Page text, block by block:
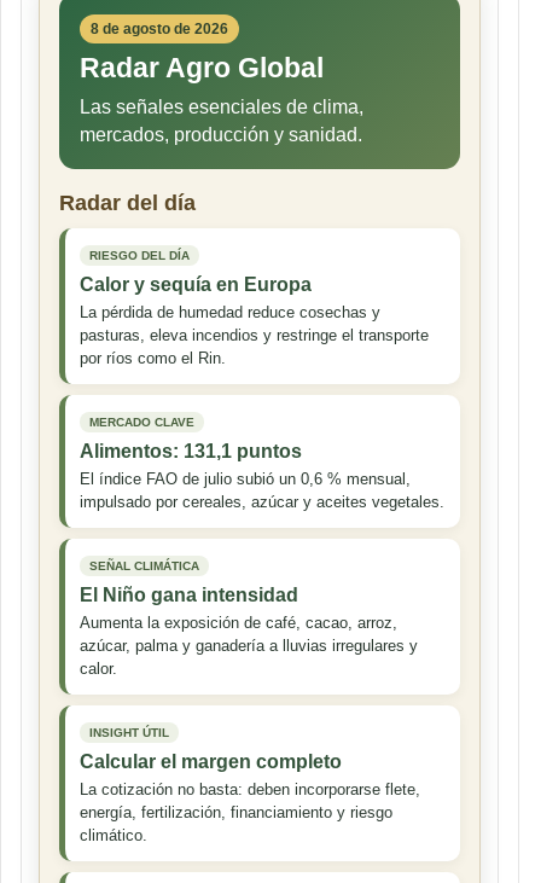
8 de agosto de 2026
Radar Agro Global
Las señales esenciales de clima,
mercados, producción y sanidad.
Radar del día
RIESGO DEL DÍA
Calor y sequía en Europa
La pérdida de humedad reduce cosechas y
pasturas, eleva incendios y restringe el transporte
por ríos como el Rin.
MERCADO CLAVE
Alimentos: 131,1 puntos
El índice FAO de julio subió un 0,6 % mensual,
impulsado por cereales, azúcar y aceites vegetales.
SEÑAL CLIMÁTICA
El Niño gana intensidad
Aumenta la exposición de café, cacao, arroz,
azúcar, palma y ganadería a lluvias irregulares y
calor.
INSIGHT ÚTIL
Calcular el margen completo
La cotización no basta: deben incorporarse flete,
energía, fertilización, financiamiento y riesgo
climático.